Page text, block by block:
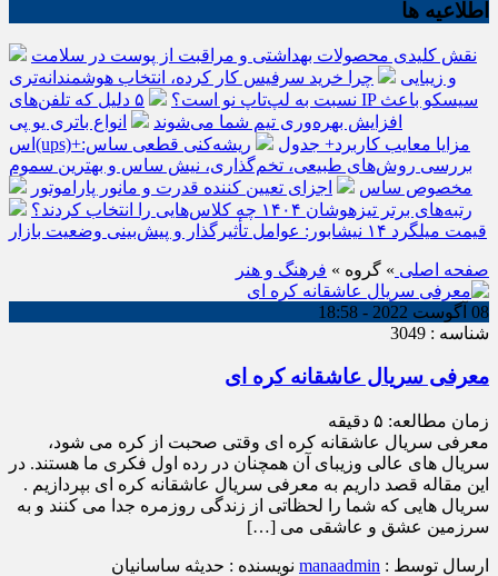
اطلاعیه ها
نقش کلیدی محصولات بهداشتی و مراقبت از پوست در سلامت
و زیبایی
چرا خرید سرفیس کار کرده، انتخاب هوشمندانه‌تری
نسبت به لپ‌تاپ نو است؟
۵ دلیل که تلفن‌های IP سیسکو باعث
افزایش بهره‌وری تیم شما می‌شوند
انواع باتری یو پی
اس(ups)+مزایا معایب کاربرد+ جدول
ریشه‌کنی قطعی ساس:
بررسی روش‌های طبیعی، تخم‌گذاری، نیش ساس و بهترین سموم
مخصوص ساس
اجزای تعیین کننده قدرت و مانور پاراموتور
رتبه‌های برتر تیزهوشان ۱۴۰۴ چه کلاس‌هایی را انتخاب کردند؟
قیمت میلگرد ۱۴ نیشابور: عوامل تأثیرگذار و پیش‌بینی وضعیت بازار
صفحه اصلی » گروه » فرهنگ و هنر
08 آگوست 2022 - 18:58
شناسه : 3049
معرفی سریال عاشقانه کره ای
زمان مطالعه: ۵ دقیقه
معرفی سریال عاشقانه کره ای وقتی صحبت از کره می شود،
سریال های عالی وزیبای آن همچنان در رده اول فکری ما هستند. در
این مقاله قصد داریم به معرفی سریال عاشقانه کره ای بپردازیم .
سریال هایی که شما را لحظاتی از زندگی روزمره جدا می کنند و به
سرزمین عشق و عاشقی می […]
ارسال توسط : manaadmin نویسنده : حدیثه ساسانیان